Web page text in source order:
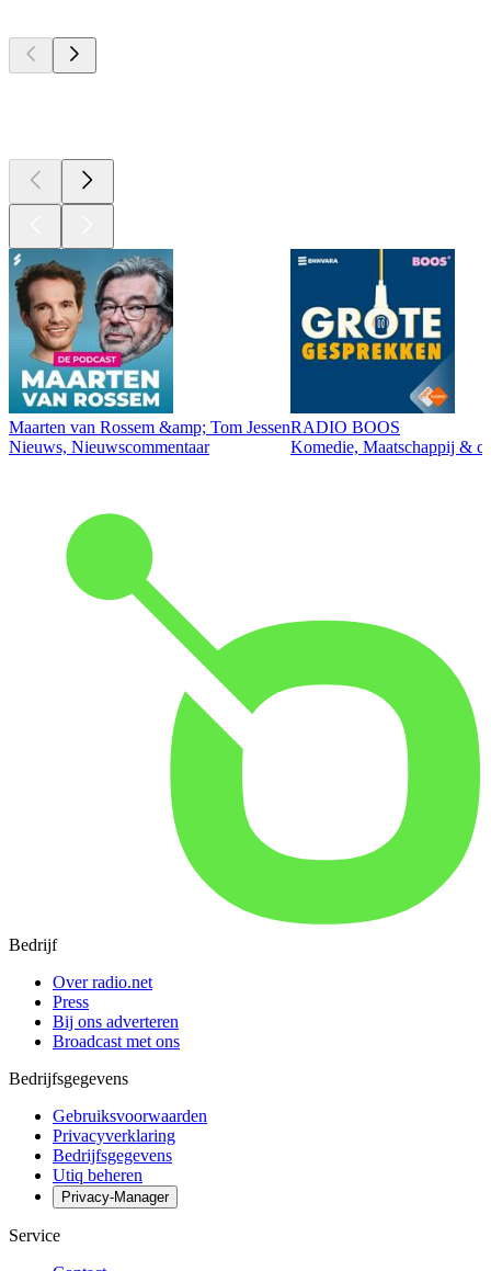
Maarten van Rossem &amp; Tom Jessen
Nieuws, Nieuwscommentaar
RADIO BOOS
Komedie, Maatschappij &
Bedrijf
Over radio.net
Press
Bij ons adverteren
Broadcast met ons
Bedrijfsgegevens
Gebruiksvoorwaarden
Privacyverklaring
Bedrijfsgegevens
Utiq beheren
Privacy-Manager
Service